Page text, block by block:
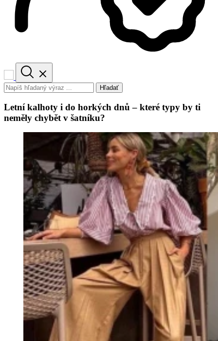
Hľadať
Letní kalhoty i do horkých dnů – které typy by ti
neměly chybět v šatníku?